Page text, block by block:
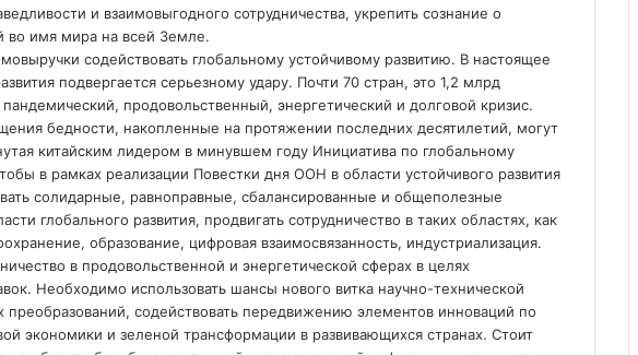
и взаимовыгодного сотрудничества, укрепить сознание о
во имя мира на всей Земле.
содействовать глобальному устойчивому развитию. В настоящее
подвергается серьезному удару. Почти 70 стран, это 1,2 млрд
пандемический, продовольственный, энергетический и долговой кризис.
бедности, накопленные на протяжении последних десятилетий, могут
китайским лидером в минувшем году Инициатива по глобальному
в рамках реализации Повестки дня ООН в области устойчивого развития
солидарные, равноправные, сбалансированные и общеполезные
глобального развития, продвигать сотрудничество в таких областях, как
образование, цифровая взаимосвязанность, индустриализация.
в продовольственной и энергетической сферах в целях
Необходимо использовать шансы нового витка научно-технической
содействовать передвижению элементов инноваций по
экономики и зеленой трансформации в развивающихся странах. Стоит